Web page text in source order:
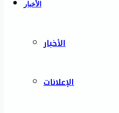
الأخبار
الأخبار
الإعلانات